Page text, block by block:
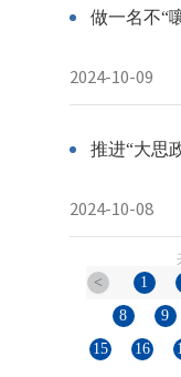
做一名不“
2024-10-09
推进“大思政课”建设，讲好
2024-10-08
<
1
8
9
15
16